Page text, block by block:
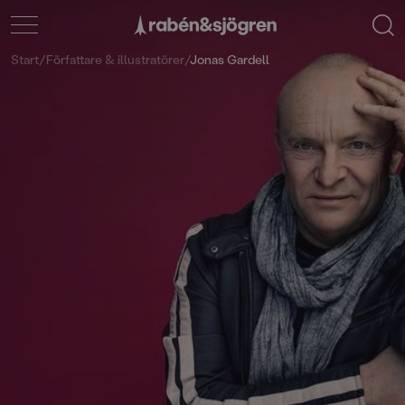
Start/Författare & illustratörer/Jonas Gardell